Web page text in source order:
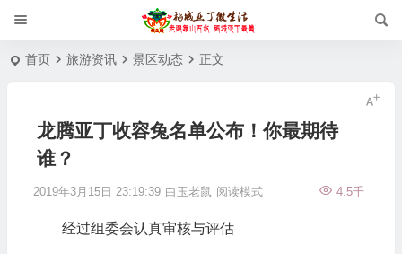
首页 旅游资讯 景区动态 正文
龙腾亚丁收容兔名单公布！你最期待
谁？
2019年3月15日 23:19:39 白玉老鼠 4.5千
阅读模式
经过组委会认真审核与评估